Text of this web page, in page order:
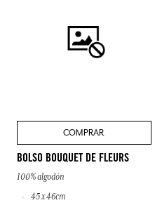
COMPRAR
BOLSO BOUQUET DE FLEURS
100% algodón
45 x 46cm